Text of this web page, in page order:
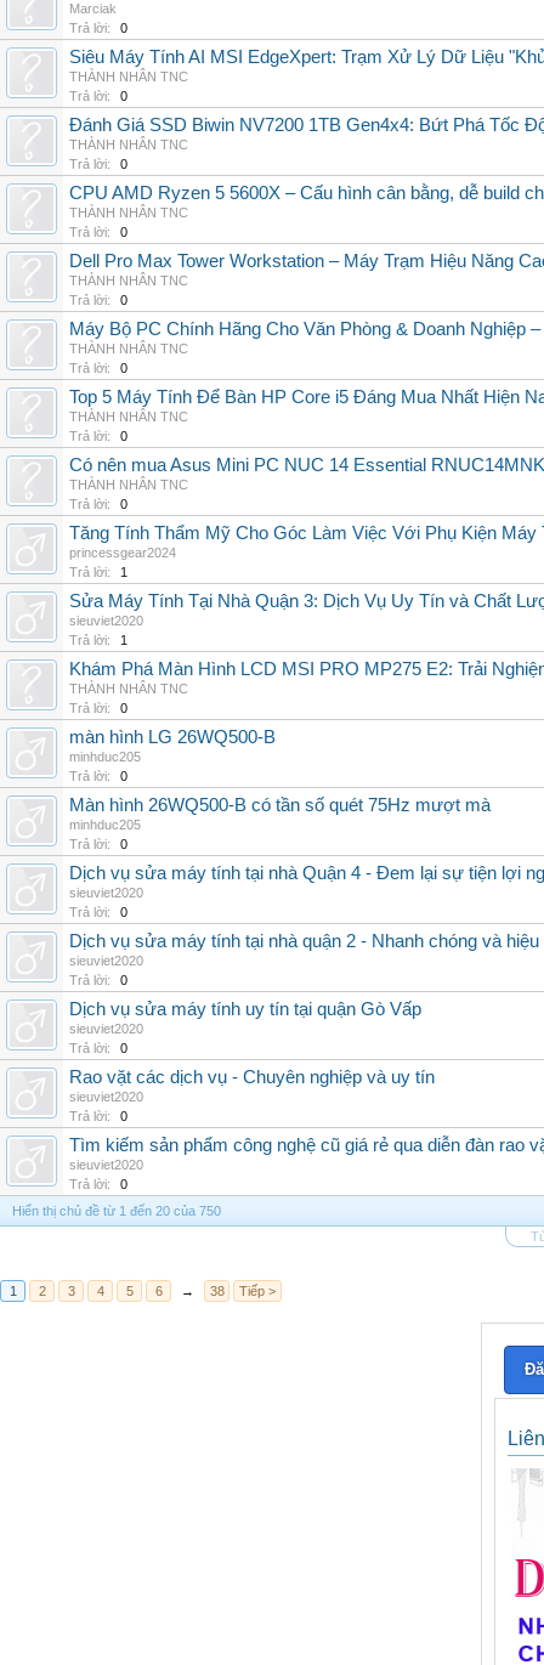
Marciak
Trả lời:
0
Siêu Máy Tính AI MSI EdgeXpert: Trạm Xử Lý Dữ Liệu
THÀNH NHÂN TNC
Trả lời:
0
Đánh Giá SSD Biwin NV7200 1TB Gen4x4: Bứt Phá Tốc
THÀNH NHÂN TNC
Trả lời:
0
CPU AMD Ryzen 5 5600X – Cấu hình cân bằng, dễ build
THÀNH NHÂN TNC
Trả lời:
0
Dell Pro Max Tower Workstation – Máy Trạm Hiệu Năng
THÀNH NHÂN TNC
Trả lời:
0
Máy Bộ PC Chính Hãng Cho Văn Phòng & Doanh Nghiệp
THÀNH NHÂN TNC
Trả lời:
0
Top 5 Máy Tính Để Bàn HP Core i5 Đáng Mua Nhất Hiện
THÀNH NHÂN TNC
Trả lời:
0
Có nên mua Asus Mini PC NUC 14 Essential
THÀNH NHÂN TNC
Trả lời:
0
Tăng Tính Thẩm Mỹ Cho Góc Làm Việc Với Phụ Kiện
princessgear2024
Trả lời:
1
Sửa Máy Tính Tại Nhà Quận 3: Dịch Vụ Uy Tín và Chất
sieuviet2020
Trả lời:
1
Khám Phá Màn Hình LCD MSI PRO MP275 E2: Trải
THÀNH NHÂN TNC
Trả lời:
0
màn hình LG 26WQ500-B
minhduc205
Trả lời:
0
Màn hình 26WQ500-B có tần số quét 75Hz mượt mà
minhduc205
Trả lời:
0
Dịch vụ sửa máy tính tại nhà Quận 4 - Đem lại sự tiện lợi
sieuviet2020
Trả lời:
0
Dịch vụ sửa máy tính tại nhà quận 2 - Nhanh chóng và hiệu
sieuviet2020
Trả lời:
0
Dịch vụ sửa máy tính uy tín tại quận Gò Vấp
sieuviet2020
Trả lời:
0
Rao vặt các dịch vụ - Chuyên nghiệp và uy tín
sieuviet2020
Trả lời:
0
Tìm kiếm sản phẩm công nghệ cũ giá rẻ qua diễn đàn rao
sieuviet2020
Trả lời:
0
Hiển thị chủ đề từ 1 đến 20 của 750
1 2 3 4 5 6 → 38 Tiếp >